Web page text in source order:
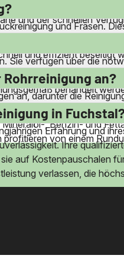
ermöglicht es
und der schnellen
und Fräsen.
Ausrüstung und
und effizient beseitigt
Sie verfügen über die
Vorschriften und
behandelt
an?
an, darunter die
nach
, Benzin- und
von einem
in
Erfahrung und
Ihre
auf Kostenpauschalen
verlassen, die